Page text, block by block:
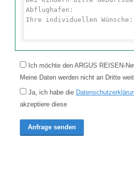
Ich möchte den ARGUS REISEN-
Meine Daten werden nicht an Dritte
Ja, ich habe die
akzeptiere diese